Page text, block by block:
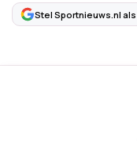
Stel Sportnieuws.nl